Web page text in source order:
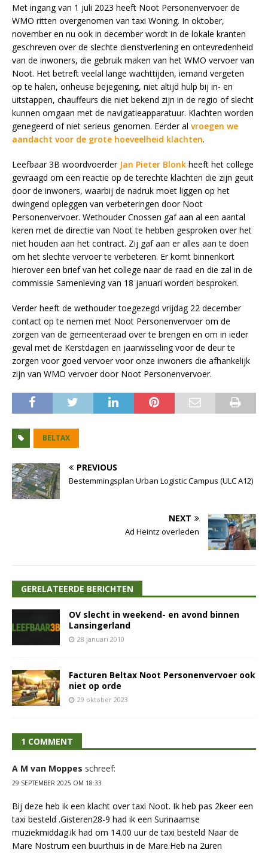
Met ingang van 1 juli 2023 heeft Noot Personenvervoer de
WMO ritten overgenomen van taxi Woning. In oktober,
november en nu ook in december wordt in de lokale kranten
geschreven over de slechte dienstverlening en ontevredenheid
van de inwoners, die gebruik maken van het WMO vervoer van
Noot. Het betreft veelal lange wachttijden, iemand vergeten
op te halen, onheuse bejegening, niet altijd hulp bij in- en
uitstappen, chauffeurs die niet bekend zijn in de regio of slecht
kunnen omgaan met de navigatieapparatuur. Klachten worden
genegeerd of niet serieus genomen. Eerder al vroegen we
aandacht voor de grote hoeveelheid klachten.
Leefbaar 3B woordvoerder Jan Pieter Blonk heeft het college
gevraagd om een reactie op de terechte klachten die zijn geuit
door de inwoners, waarbij de nadruk moet liggen op het
dwingend opleggen van verbeteringen door Noot
Personenvervoer. Wethouder Cnossen gaf aan al een aantal
keren met de directie van Noot te hebben gesproken over het
niet houden aan het contract. Zij gaf aan er alles aan te doen
om het slechte vervoer te verbeteren. Er komt binnenkort
hierover een brief van het college naar de raad en die zal in de
commissie Samenleving van 18 januari worden besproken.
Verder heeft de wethouder toegezegd vrijdag 22 december
contact op te nemen met Noot Personenvervoer om de
zorgen van de gemeenteraad over te brengen en om in ieder
geval met de Kerstdagen en jaarwisseling voor de deur te
zorgen voor goed vervoer voor onze inwoners die afhankelijk
zijn van WMO vervoer door Noot Personenvervoer.
BELTAX
PREVIOUS
Bestemmingsplan Urban Logistic Campus (ULC A12)
NEXT
Ad Heintz overleden
GERELATEERDE BERICHTEN
OV slecht in weekend- en avond binnen
Lansingerland
28 januari 2010
Facturen Beltax Noot Personenvervoer ook
niet op orde
29 oktober 2023
1 COMMENT
A M van Moppes schreef:
29 SEPTEMBER 2025 OM 18:33
Bij deze heb ik een klacht over taxi Noot. Ik heb pas 2keer een
taxi besteld .Gisteren28-9 had ik een Surinaamse
muziekmiddag.ik had om 14.00 uur de taxi besteld Naar de
Mare Nostrum een buurthuis in de Mare.Heb na 2uren